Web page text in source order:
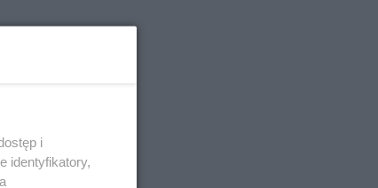
za
i
identyfikatory,